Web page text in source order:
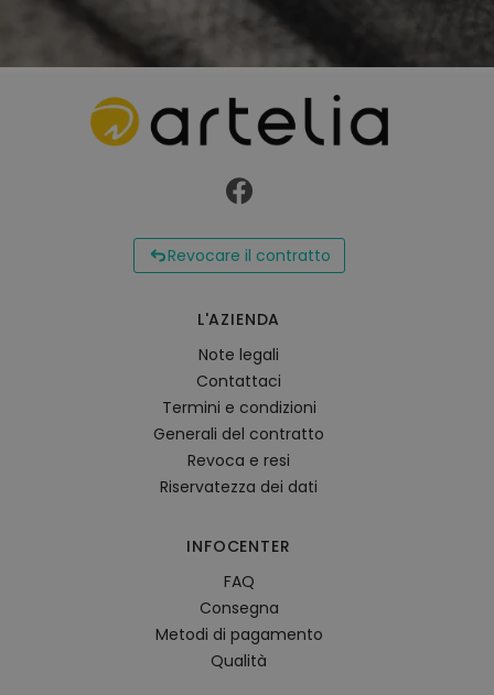
Revocare il contratto
L'AZIENDA
Note legali
Contattaci
Termini e condizioni
Generali del contratto
Revoca e resi
Riservatezza dei dati
INFOCENTER
FAQ
Consegna
Metodi di pagamento
Qualità